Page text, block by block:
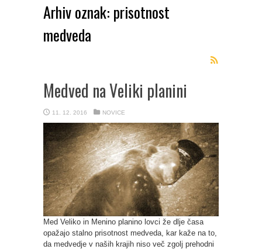
Arhiv oznak: prisotnost
medveda
Medved na Veliki planini
11. 12. 2016 NOVICE
Med Veliko in Menino planino lovci že dlje časa
opažajo stalno prisotnost medveda, kar kaže na to,
da medvedje v naših krajih niso več zgolj prehodni